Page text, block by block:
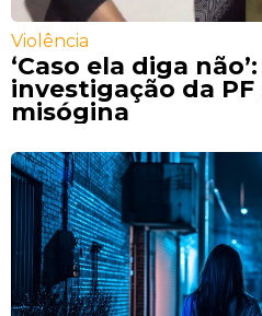
Violência
‘Caso ela diga
investigação da
misógina